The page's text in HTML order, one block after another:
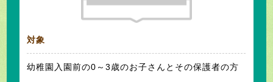
対象
幼稚園入園前の0～3歳のお子さんとその保護者の方